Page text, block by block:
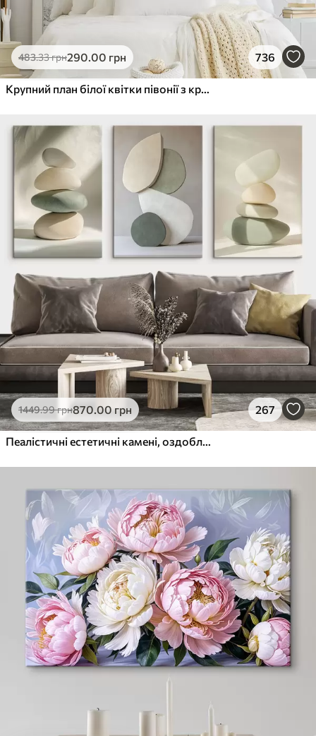
483.33грн290.00 грн 736
Крупний план білої квітки півонії з крапельками води на пелюстках на розмитому фоні
1449.99грн870.00 грн 267
Пеалістичні естетичні камені, оздоблення будинку, природне освітлення